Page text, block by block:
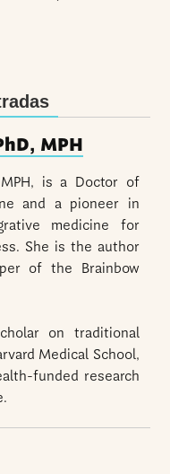
MPH
MPH, is a Doctor of
and a pioneer in
medicine for
She is the author
of the Brainbow
on traditional
Medical School,
funded research